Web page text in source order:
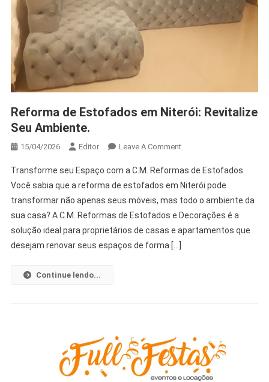
Reforma de Estofados em Niterói: Revitalize
Seu Ambiente.
15/04/2026 Editor Leave A Comment
Transforme seu Espaço com a C.M. Reformas de Estofados
Você sabia que a reforma de estofados em Niterói pode
transformar não apenas seus móveis, mas todo o ambiente da
sua casa? A C.M. Reformas de Estofados e Decorações é a
solução ideal para proprietários de casas e apartamentos que
desejam renovar seus espaços de forma […]
Continue lendo...